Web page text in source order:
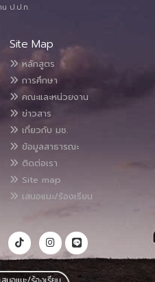
น ป.ป.ท.
Site Map
หลักสูตร
การศึกษา
คณะและหน่วยงาน
ข่าวสาร
เกี่ยวกับ มช.
ข้อมูลสาธารณะ
ติดต่อเรา
Site map
เสนอแนะ/ร้องเรียน